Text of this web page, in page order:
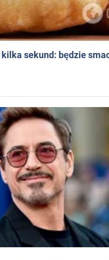
sekund: będzie